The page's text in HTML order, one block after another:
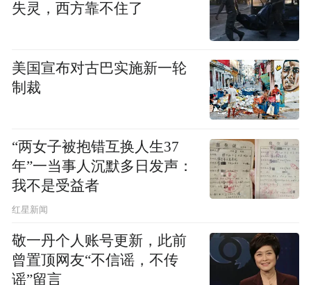
失灵，西方靠不住了
美国宣布对古巴实施新一轮
制裁
“两女子被抱错互换人生37
年”一当事人沉默多日发声：
我不是受益者
红星新闻
敬一丹个人账号更新，此前
曾置顶网友“不信谣，不传
谣”留言